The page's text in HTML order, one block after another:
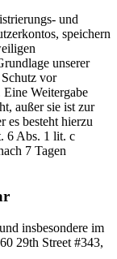
und
speichern
unserer
vor
Weitergabe
außer sie ist zur
es besteht hierzu
6 Abs. 1 lit. c
7 Tagen
insbesondere im
29th Street #343,